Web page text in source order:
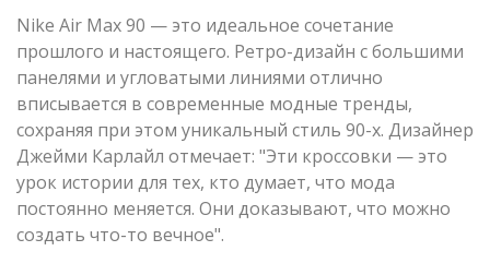
Nike Air Max 90 — это идеальное сочетание
прошлого и настоящего. Ретро-дизайн с большими
панелями и угловатыми линиями отлично
вписывается в современные модные тренды,
сохраняя при этом уникальный стиль 90-х. Дизайнер
Джейми Карлайл отмечает: "Эти кроссовки — это
урок истории для тех, кто думает, что мода
постоянно меняется. Они доказывают, что можно
создать что-то вечное".